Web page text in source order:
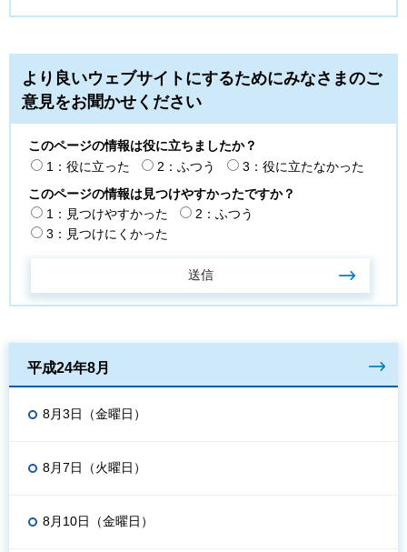
より良いウェブサイトにするためにみなさまのご
意見をお聞かせください
このページの情報は役に立ちましたか？
1：役に立った
2：ふつう
3：役に立たなかった
このページの情報は見つけやすかったですか？
1：見つけやすかった
2：ふつう
3：見つけにくかった
平成24年8月
8月3日（金曜日）
8月7日（火曜日）
8月10日（金曜日）